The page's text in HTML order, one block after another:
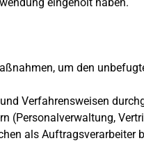
um den
Verfahrensweisen
(Personalverwaltung,
als Auftragsverarbeiter